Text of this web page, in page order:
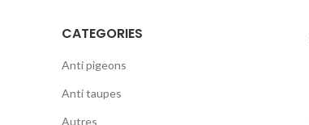
CATEGORIES
Anti pigeons
Anti taupes
Autres